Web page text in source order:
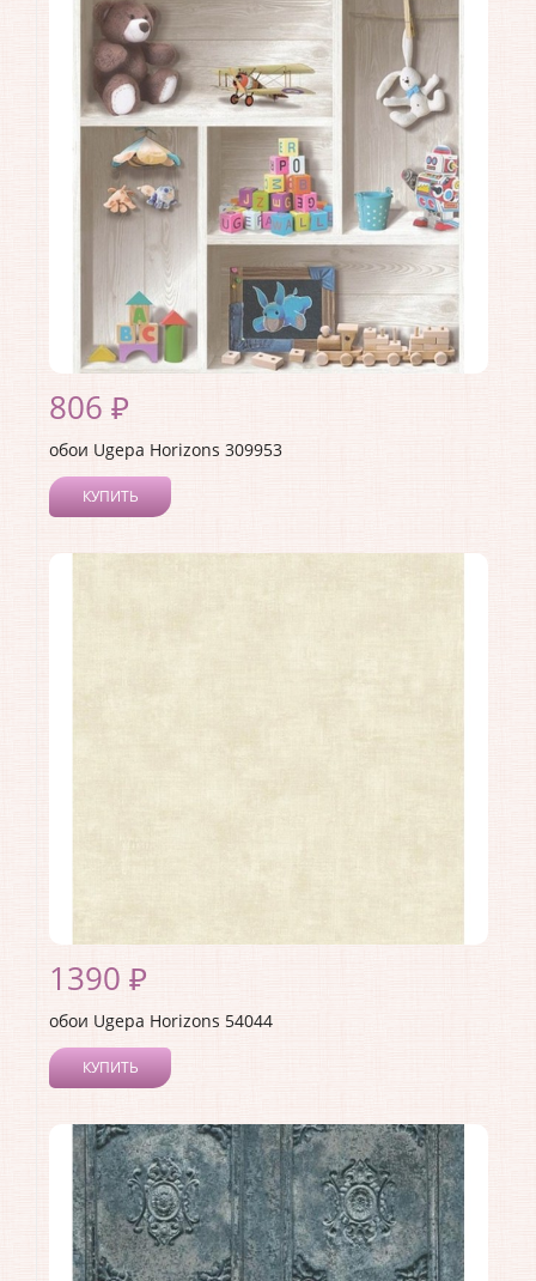
806 ₽
обои Ugepa Horizons 309953
КУПИТЬ
Коллекция:Horizons
1390 ₽
обои Ugepa Horizons 54044
КУПИТЬ
Коллекция:Horizons
Длина рулона:10.05
Ширина рулона:0.53
Материал покрытия:Виниловое
Страна:Франция
Материал основы:Флизелин